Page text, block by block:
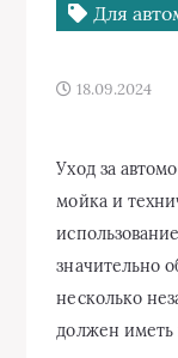
Для
18.09.2024
Уход за
мойка и
значительно
несколько
должен иметь